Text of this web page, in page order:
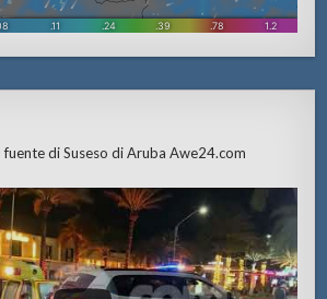
fuente di Suseso di Aruba Awe24.com